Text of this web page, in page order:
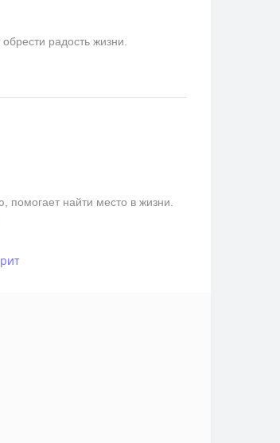
радость жизни.
помогает найти место в жизни.